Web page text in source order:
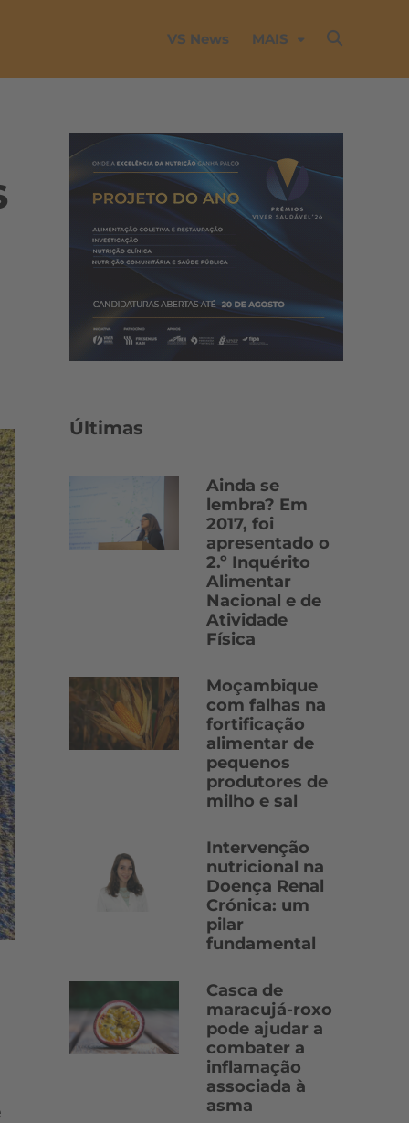
VS News MAIS
Últimas
Ainda se
lembra? Em
2017, foi
apresentado o
2.º Inquérito
Alimentar
Nacional e de
Atividade
Física
Moçambique
com falhas na
fortificação
alimentar de
pequenos
produtores de
milho e sal
Intervenção
nutricional na
Doença Renal
Crónica: um
pilar
fundamental
Casca de
maracujá-roxo
pode ajudar a
combater a
inflamação
associada à
asma